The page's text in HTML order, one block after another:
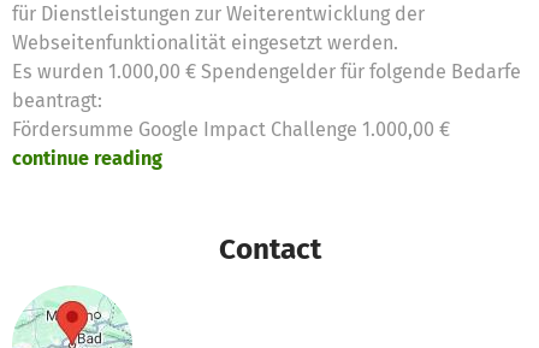
für Dienstleistungen zur Weiterentwicklung der
Webseitenfunktionalität eingesetzt werden.
Es wurden 1.000,00 € Spendengelder für folgende Bedarfe
beantragt:
Fördersumme Google Impact Challenge 1.000,00 €
continue reading
Contact